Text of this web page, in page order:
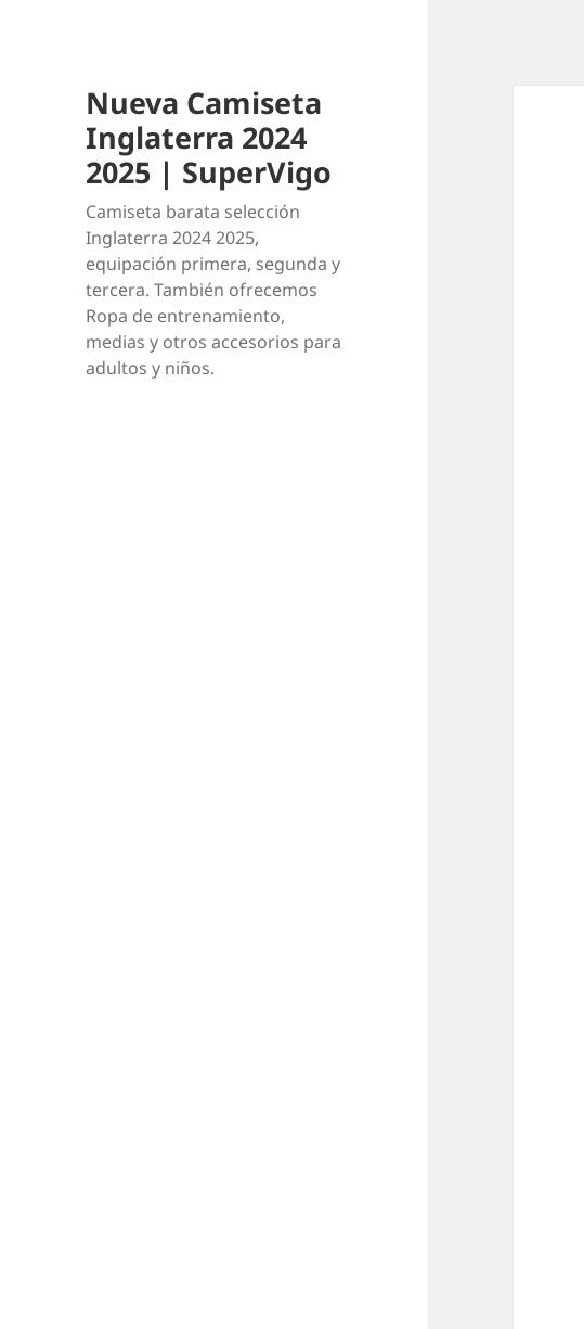
Nueva Camiseta
Inglaterra 2024
2025 | SuperVigo
Camiseta barata selección
Inglaterra 2024 2025,
equipación primera, segunda y
tercera. También ofrecemos
Ropa de entrenamiento,
medias y otros accesorios para
adultos y niños.